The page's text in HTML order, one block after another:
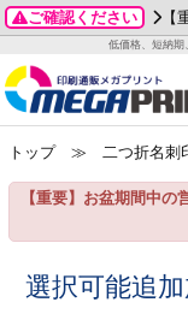
ご確認ください
低価格、短納期
グッズ
ステッカー
ックカード印刷
お客様へ
いて
方法
刷
カード印刷
ックカード名刺
成前に
ガイド
加工指示ガイド
ード印刷
名刺印刷
ックカード
一覧
わせ
り
2026年 8月
月
火 水 木
3
4 5 6
24
25 26 27
トップ≫ 二つ折名刺印
【重要】お盆期間中の
選択可能追